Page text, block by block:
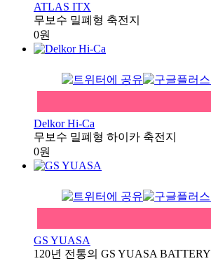
ATLAS ITX
무보수 밀폐형 축전지
0원
Delkor Hi-Ca
무보수 밀폐형 하이카 축전지
0원
GS YUASA
120년 전통의 GS YUASA BATTERY